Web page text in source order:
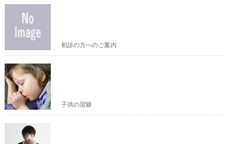
初診の方へのご案内
子供の習癖